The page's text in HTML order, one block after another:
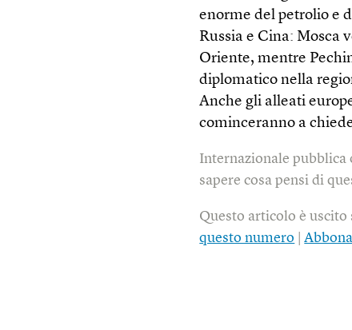
enorme del petrolio e
Russia e Cina: Mosca
Oriente, mentre
diplomatico nella
Anche gli alleati
cominceranno a
Internazionale pubblica
sapere cosa pensi di
Questo articolo è
questo numero |